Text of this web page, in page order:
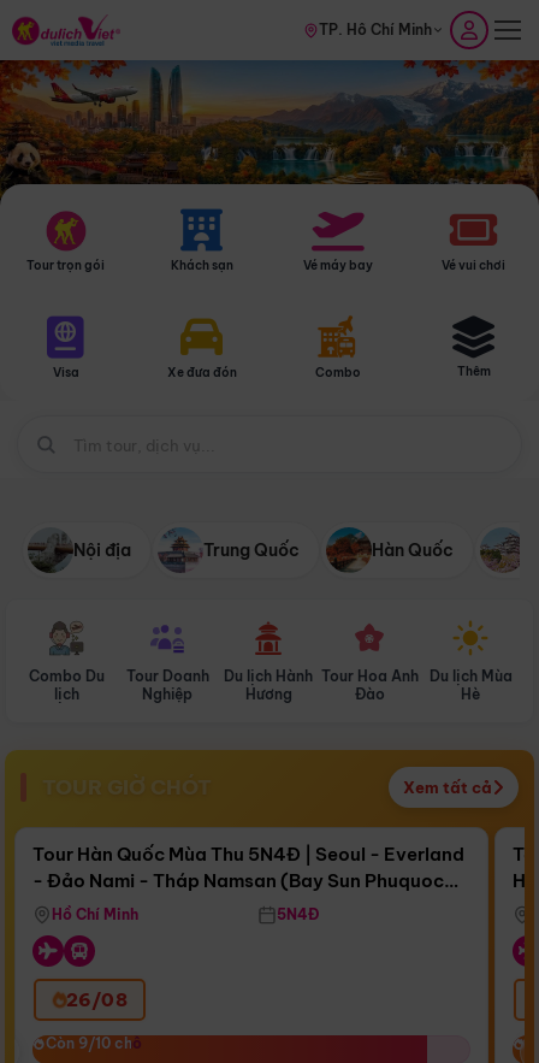
TP. Hồ Chí Minh
Tour trọn gói Khách sạn Vé máy bay Vé vui chơi
Visa Xe đưa đón Combo Thêm
Nội địa Trung Quốc Hàn Quốc
Combo Du
lịch
Tour Doanh
Nghiệp
Du lịch Hành
Hương
Tour Hoa Anh
Đào
Du lịch Mùa
Hè
TOUR GIỜ CHÓT Xem tất cả
Còn15 ngày 10:55:16
Bay Sun Phuquoc Airways
Điểm nổi bật
Tour Hàn Quốc Mùa Thu 5N4Đ | Seoul - Everland
- Đảo Nami - Tháp Namsan (Bay Sun Phuquoc
Airways)
Hồ Chí Minh 5N4Đ
26/08
Còn 9/10 chỗ
Còn 9/10 chỗ